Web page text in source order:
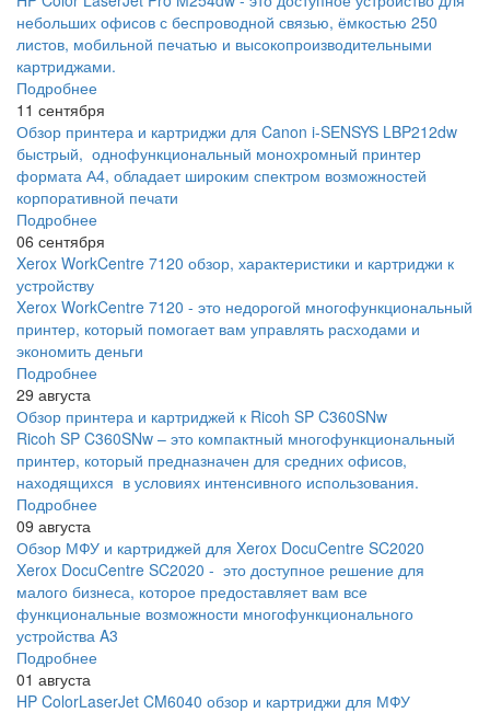
небольших офисов с беспроводной связью, ёмкостью 250
листов, мобильной печатью и высокопроизводительными
картриджами.
Подробнее
11 сентября
Обзор принтера и картриджи для Canon i-SENSYS LBP212dw
быстрый, однофункциональный монохромный принтер
формата А4, обладает широким спектром возможностей
корпоративной печати
Подробнее
06 сентября
Xerox WorkCentre 7120 обзор, характеристики и картриджи к
устройству
Xerox WorkCentre 7120 - это недорогой многофункциональный
принтер, который помогает вам управлять расходами и
экономить деньги
Подробнее
29 августа
Обзор принтера и картриджей к Ricoh SP C360SNw
Ricoh SP C360SNw – это компактный многофункциональный
принтер, который предназначен для средних офисов,
находящихся в условиях интенсивного использования.
Подробнее
09 августа
Обзор МФУ и картриджей для Xerox DocuCentre SC2020
Xerox DocuCentre SC2020 - это доступное решение для
малого бизнеса, которое предоставляет вам все
функциональные возможности многофункционального
устройства A3
Подробнее
01 августа
HP ColorLaserJet CM6040 обзор и картриджи для МФУ